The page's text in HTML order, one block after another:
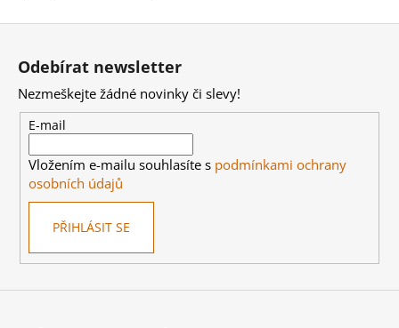
Z
Odebírat newsletter
Nezmeškejte žádné novinky či slevy!
E-mail
Vložením e-mailu souhlasíte s podmínkami ochrany
osobních údajů
PŘIHLÁSIT SE